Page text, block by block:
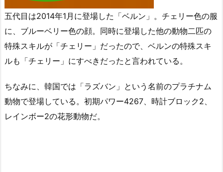
五代目は2014年1月に登場した「ベルン」。チェリー色の服
に、ブルーベリー色の顔。同時に登場した他の動物二匹の
特殊スキルが「チェリー」だったので、ベルンの特殊スキ
ルも「チェリー」にすべきだったと言われている。
ちなみに、韓国では「ラズバン」という名前のプラチナム
動物で登場している。初期パワー4267、時計ブロック2、
レインボー2の花形動物だ。